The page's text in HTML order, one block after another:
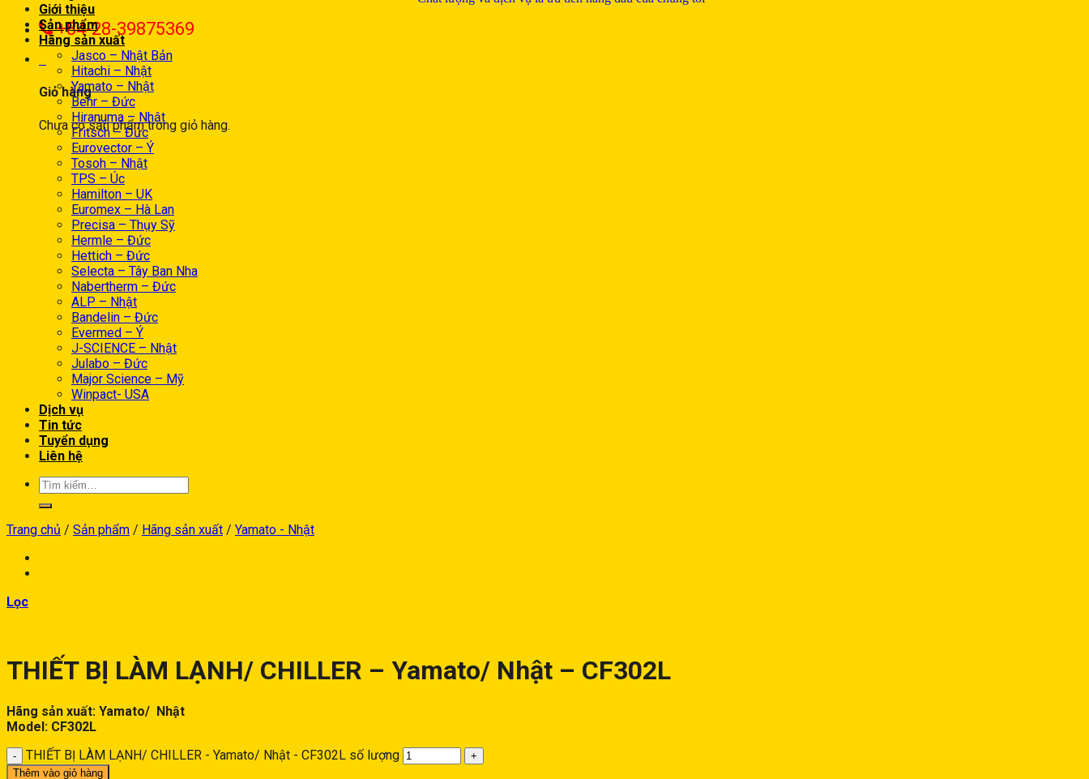
+84-28-39875369
Giỏ hàng
Chưa có sản phẩm trong giỏ hàng.
Giới thiệu
Sản phẩm
Hãng sản xuất
Jasco – Nhật Bản
Hitachi – Nhật
Yamato – Nhật
Behr – Đức
Hiranuma – Nhật
Fritsch – Đức
Eurovector – Ý
Tosoh – Nhật
TPS – Úc
Hamilton – UK
Euromex – Hà Lan
Precisa – Thụy Sỹ
Hermle – Đức
Hettich – Đức
Selecta – Tây Ban Nha
Nabertherm – Đức
ALP – Nhật
Bandelin – Đức
Evermed – Ý
J-SCIENCE – Nhật
Julabo – Đức
Major Science – Mỹ
Winpact- USA
Dịch vụ
Tin tức
Tuyển dụng
Liên hệ
Trang chủ / Sản phẩm / Hãng sản xuất / Yamato - Nhật
Lọc
THIẾT BỊ LÀM LẠNH/ CHILLER – Yamato/ Nhật – CF302L
Hãng sản xuất: Yamato/ Nhật
Model: CF302L
THIẾT BỊ LÀM LẠNH/ CHILLER - Yamato/ Nhật - CF302L số lượng
Thêm vào giỏ hàng